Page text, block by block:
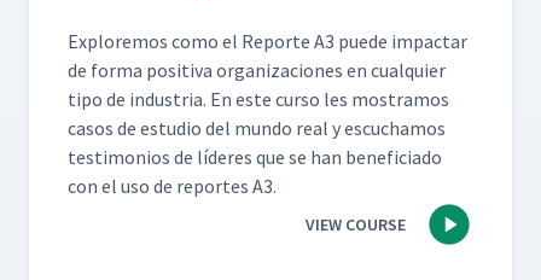
Explore­mos como el Reporte A3 puede impactar
de for­ma pos­i­ti­va orga­ni­za­ciones en cualquier
tipo de indus­tria. En este cur­so les mostramos
casos de estu­dio del mun­do real y escuchamos
tes­ti­mo­nios de líderes que se han ben­e­fi­ci­a­do
con el uso de reportes A3.
VIEW COURSE